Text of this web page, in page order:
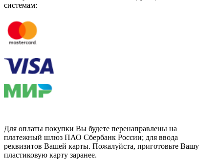
системам:
Для оплаты покупки Вы будете перенаправлены на
платежный шлюз ПАО Сбербанк России; для ввода
реквизитов Вашей карты. Пожалуйста, приготовьте Вашу
пластиковую карту заранее.